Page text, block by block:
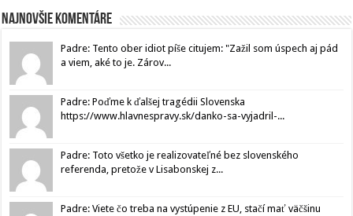
Najnovšie komentáre
Padre: Tento ober idiot píše citujem: "Zažil som úspech aj pád
a viem, aké to je. Zárov...
Padre: Poďme k ďalšej tragédii Slovenska
https://www.hlavnespravy.sk/danko-sa-vyjadril-...
Padre: Toto všetko je realizovateľné bez slovenského
referenda, pretože v Lisabonskej z...
Padre: Viete čo treba na vystúpenie z EU, stačí mať väčšinu